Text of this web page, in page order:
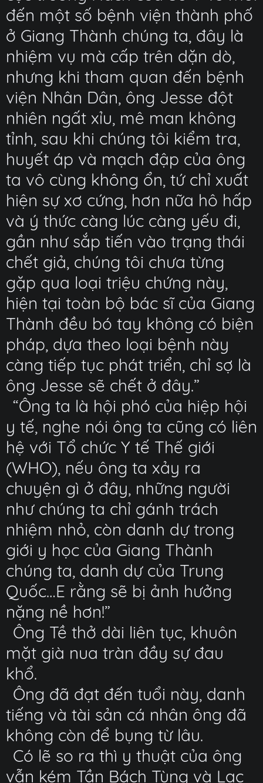
đến một số bệnh viện thành phố
ở Giang Thành chúng ta, đây là
nhiệm vụ mà cấp trên dặn dò,
nhưng khi tham quan đến bệnh
viện Nhân Dân, ông Jesse đột
nhiên ngất xỉu, mê man không
tỉnh, sau khi chúng tôi kiểm tra,
huyết áp và mạch đập của ông
ta vô cùng không ổn, tứ chỉ xuất
hiện sự xơ cứng, hơn nữa hô hấp
và ý thức càng lúc càng yếu đi,
gần như sắp tiến vào trạng thái
chết giả, chúng tôi chưa từng
gặp qua loại triệu chứng này,
hiện tại toàn bộ bác sĩ của Giang
Thành đều bó tay không có biện
pháp, dựa theo loại bệnh này
càng tiếp tục phát triển, chỉ sợ là
ông Jesse sẽ chết ở đây.”
“Ông ta là hội phó của hiệp hội
y tế, nghe nói ông ta cũng có liên
hệ với Tổ chức Y tế Thế giới
(WHO), nếu ông ta xảy ra
chuyện gì ở đây, những người
như chúng ta chỉ gánh trách
nhiệm nhỏ, còn danh dự trong
giới y học của Giang Thành
chúng ta, danh dự của Trung
Quốc…E rằng sẽ bị ảnh hưởng
nặng nề hơn!”
Ông Tề thở dài liên tục, khuôn
mặt già nua tràn đầy sự đau
khổ.
Ông đã đạt đến tuổi này, danh
tiếng và tài sản cá nhân ông đã
không còn để bụng từ lâu.
Có lẽ so ra thì y thuật của ông
vẫn kém Tần Bách Tùng và Lạc